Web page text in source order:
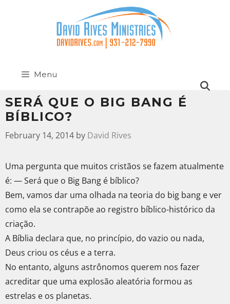
Menu
SERÁ QUE O BIG BANG É
BÍBLICO?
February 14, 2014 by David Rives
Uma pergunta que muitos cristãos se fazem atualmente
é: — Será que o Big Bang é bíblico?
Bem, vamos dar uma olhada na teoria do big bang e ver
como ela se contrapõe ao registro bíblico-histórico da
criação.
A Bíblia declara que, no princípio, do vazio ou nada,
Deus criou os céus e a terra.
No entanto, alguns astrônomos querem nos fazer
acreditar que uma explosão aleatória formou as
estrelas e os planetas.